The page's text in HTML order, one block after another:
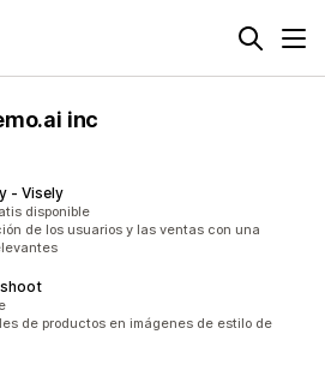
inc
‑ Visely
disponible
de los usuarios y las ventas con una
de productos en imágenes de estilo de